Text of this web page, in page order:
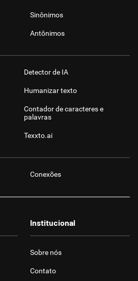
Sinônimos
Antônimos
Detector de IA
Humanizar texto
Contador de caracteres e
palavras
Texxto.ai
Conexões
Institucional
Sobre nós
Contato